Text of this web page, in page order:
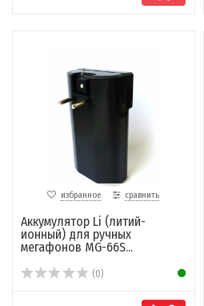
избранное сравнить
Аккумулятор Li (литий-
ионный) для ручных
мегафонов MG-66S...
(0)